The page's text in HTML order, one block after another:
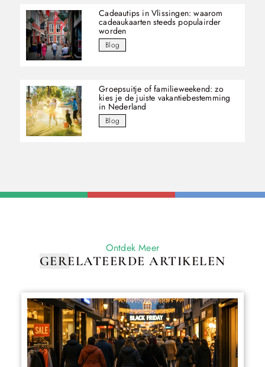
Cadeautips in Vlissingen: waarom
cadeaukaarten steeds populairder
worden
Blog
Groepsuitje of familieweekend: zo
kies je de juiste vakantiebestemming
in Nederland
Blog
Ontdek Meer
GERELATEERDE ARTIKELEN